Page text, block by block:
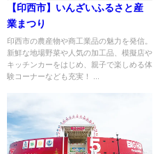
【印西市】いんざいふるさと産
業まつり
印西市の農産物や商工業品の魅力を発信。
新鮮な地場野菜や人気の加工品、模擬店や
キッチンカーをはじめ、親子で楽しめる体
験コーナーなども充実！ ...